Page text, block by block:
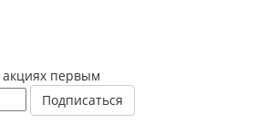
акциях первым